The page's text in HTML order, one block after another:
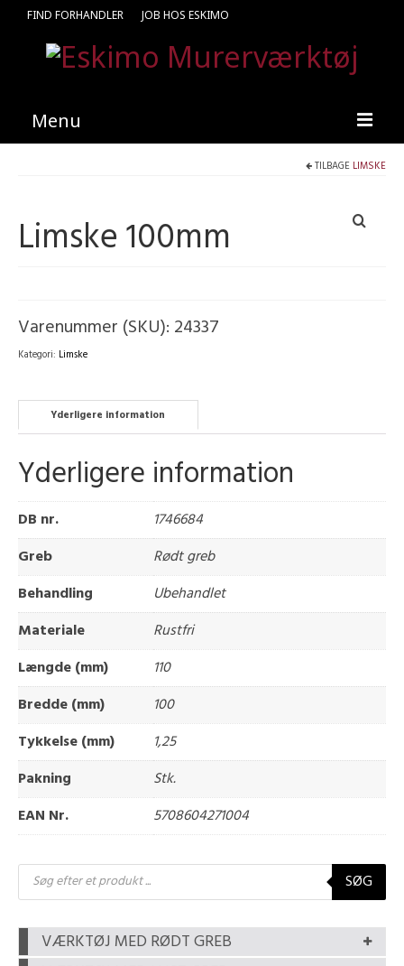
FIND FORHANDLER JOB HOS ESKIMO
Menu
Kataloger
Find en medarbejder
TILBAGE LIMSKE
Limske 100mm
Varenummer (SKU): 24337
Kategori: Limske
Yderligere information
Yderligere information
DB nr.
1746684
Greb
Rødt greb
Behandling
Ubehandlet
Materiale
Rustfri
Længde (mm)
110
Bredde (mm)
100
Tykkelse (mm)
1,25
Pakning
Stk.
EAN Nr.
5708604271004
Products
search SØG
VÆRKTØJ MED RØDT GREB